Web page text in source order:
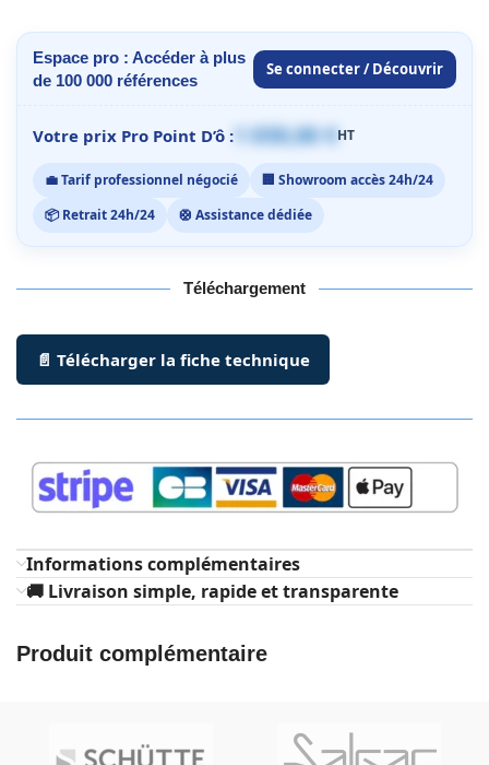
Espace pro : Accéder à plus
de 100 000 références
Se connecter / Découvrir
Votre prix Pro Point D’ô : 1 059,00 €HT
💼 Tarif professionnel négocié
🏢 Showroom accès 24h/24
📦 Retrait 24h/24
🛟 Assistance dédiée
Téléchargement
📄 Télécharger la fiche technique
Informations complémentaires
🚚 Livraison simple, rapide et transparente
Produit complémentaire